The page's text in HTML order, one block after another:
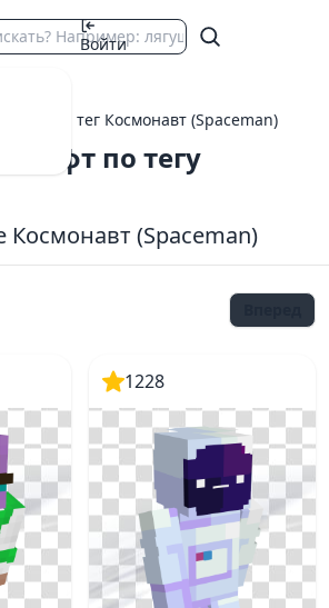
Войти
тег Космонавт (Spaceman)
по тегу
(Spaceman)
1228